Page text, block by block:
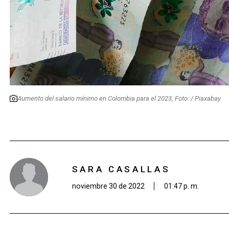
Aumento del salario mínimo en Colombia para el 2023, Foto: / Piaxabay
SARA CASALLAS
noviembre 30 de 2022 01:47 p. m.